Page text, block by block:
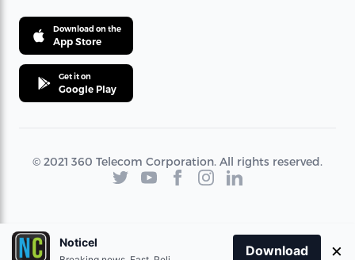
Download on the
App Store
Get it on
Google Play
© 2021 360 Telecom Corporation. All rights reserved.
Noticel
Download ×